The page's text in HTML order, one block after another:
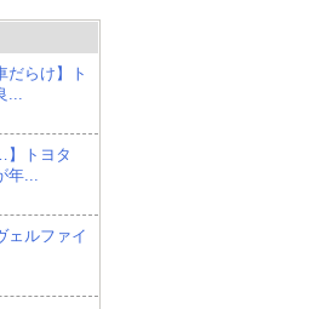
だらけ】ト
...
】トヨタ
年...
ェルファイ